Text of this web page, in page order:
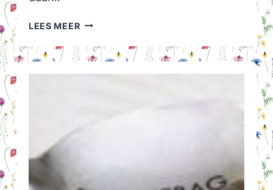
LEES MEERWARENHUIZEN
VUUR